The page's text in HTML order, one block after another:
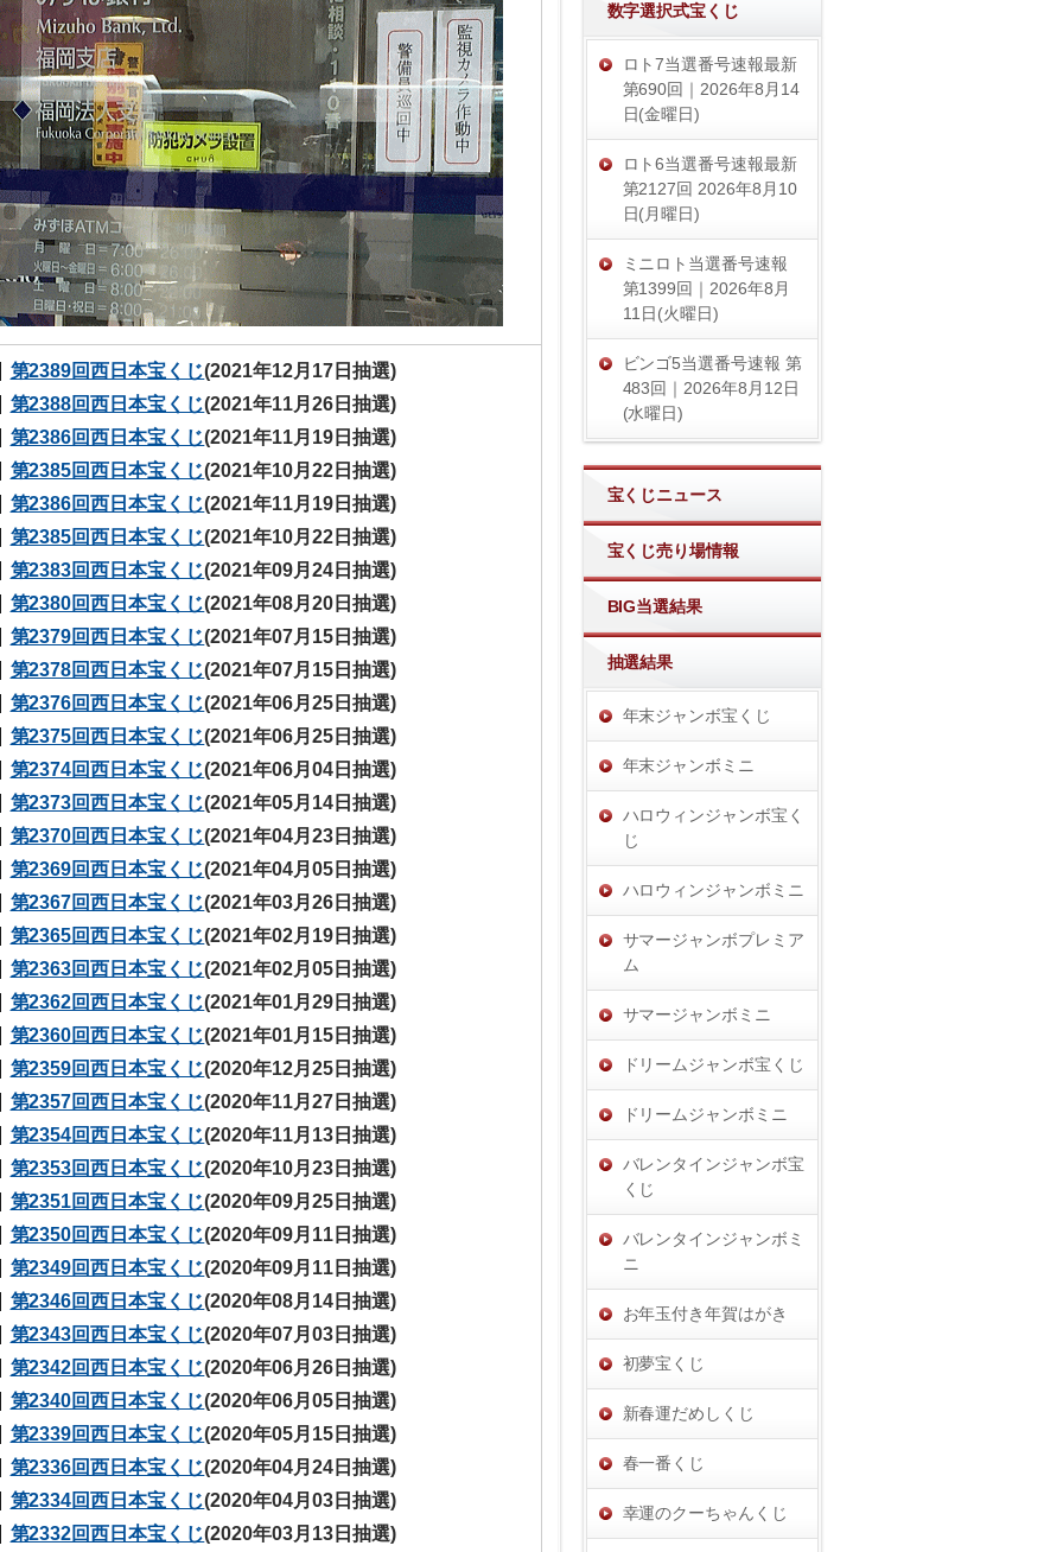
第2389回西日本宝くじ(2021年12月17日抽選)
第2388回西日本宝くじ(2021年11月26日抽選)
第2386回西日本宝くじ(2021年11月19日抽選)
第2385回西日本宝くじ(2021年10月22日抽選)
第2386回西日本宝くじ(2021年11月19日抽選)
第2385回西日本宝くじ(2021年10月22日抽選)
第2383回西日本宝くじ(2021年09月24日抽選)
第2380回西日本宝くじ(2021年08月20日抽選)
第2379回西日本宝くじ(2021年07月15日抽選)
第2378回西日本宝くじ(2021年07月15日抽選)
第2376回西日本宝くじ(2021年06月25日抽選)
第2375回西日本宝くじ(2021年06月25日抽選)
第2374回西日本宝くじ(2021年06月04日抽選)
第2373回西日本宝くじ(2021年05月14日抽選)
第2370回西日本宝くじ(2021年04月23日抽選)
第2369回西日本宝くじ(2021年04月05日抽選)
第2367回西日本宝くじ(2021年03月26日抽選)
第2365回西日本宝くじ(2021年02月19日抽選)
第2363回西日本宝くじ(2021年02月05日抽選)
第2362回西日本宝くじ(2021年01月29日抽選)
第2360回西日本宝くじ(2021年01月15日抽選)
第2359回西日本宝くじ(2020年12月25日抽選)
第2357回西日本宝くじ(2020年11月27日抽選)
第2354回西日本宝くじ(2020年11月13日抽選)
第2353回西日本宝くじ(2020年10月23日抽選)
第2351回西日本宝くじ(2020年09月25日抽選)
第2350回西日本宝くじ(2020年09月11日抽選)
第2349回西日本宝くじ(2020年09月11日抽選)
第2346回西日本宝くじ(2020年08月14日抽選)
第2343回西日本宝くじ(2020年07月03日抽選)
第2342回西日本宝くじ(2020年06月26日抽選)
第2340回西日本宝くじ(2020年06月05日抽選)
第2339回西日本宝くじ(2020年05月15日抽選)
第2336回西日本宝くじ(2020年04月24日抽選)
第2334回西日本宝くじ(2020年04月03日抽選)
第2332回西日本宝くじ(2020年03月13日抽選)
数字選択式宝くじ
ロト7当選番号速報最新
第690回｜2026年8月14
日(金曜日)
ロト6当選番号速報最新
第2127回 2026年8月10
日(月曜日)
ミニロト当選番号速報
第1399回｜2026年8月
11日(火曜日)
ビンゴ5当選番号速報 第
483回｜2026年8月12日
(水曜日)
宝くじニュース
宝くじ売り場情報
BIG当選結果
抽選結果
年末ジャンボ宝くじ
年末ジャンボミニ
ハロウィンジャンボ宝く
じ
ハロウィンジャンボミニ
サマージャンボプレミア
ム
サマージャンボミニ
ドリームジャンボ宝くじ
ドリームジャンボミニ
バレンタインジャンボ宝
くじ
バレンタインジャンボミ
ニ
お年玉付き年賀はがき
初夢宝くじ
新春運だめしくじ
春一番くじ
幸運のクーちゃんくじ